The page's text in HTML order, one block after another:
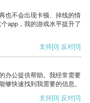
也不会出现卡顿、掉线的情
app，我的游戏水平提升了
支持[0] 反对[0]
办公提供帮助。我经常需要
够快速找到我需要的信息。
支持[0] 反对[0]